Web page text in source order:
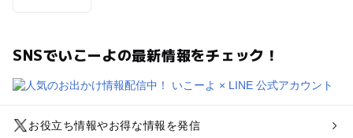
SNSでいこーよの最新情報をチェック！
お役立ち情報やお得な情報を発信